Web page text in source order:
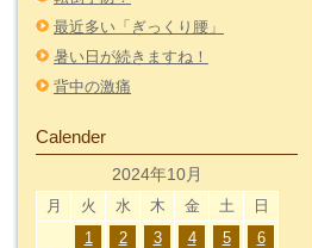
最近多い「ぎっくり腰」
暑い日が続きますね！
背中の激痛
Calender
2024年10月
月 火 水 木 金 土 日
1 2 3 4 5
6